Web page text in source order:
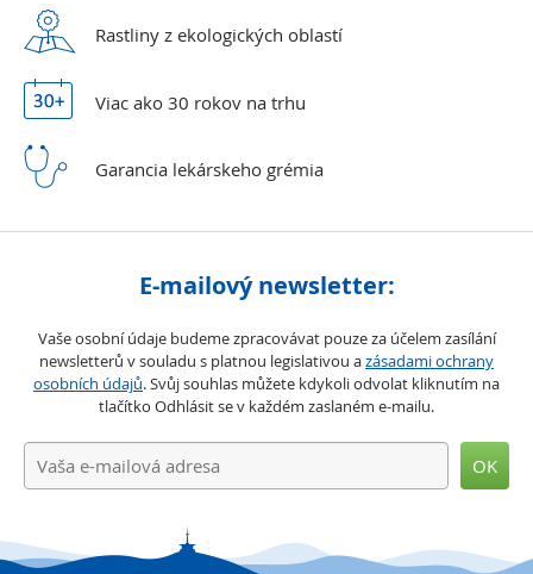
Rastliny z ekologických oblastí
Viac ako 30 rokov na trhu
Garancia lekárskeho grémia
E-mailový newsletter:
Vaše osobní údaje budeme zpracovávat pouze za účelem zasílání
newsletterů v souladu s platnou legislativou azásadami ochrany
osobních údajů. Svůj souhlas můžete kdykoli odvolat kliknutím na
tlačítko Odhlásit se v každém zaslaném e-mailu.
OK